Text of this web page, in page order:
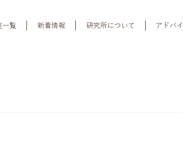
一覧 新着情報 研究所について アドバ